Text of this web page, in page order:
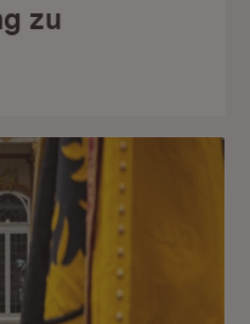
zu